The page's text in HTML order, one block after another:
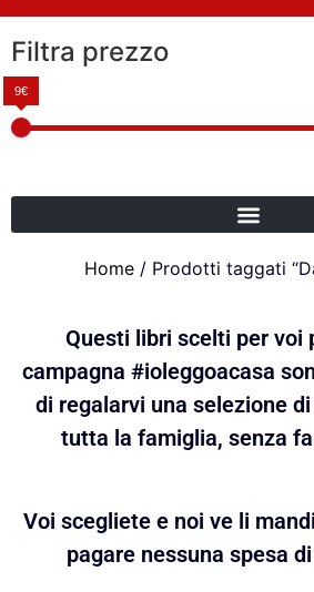
Filtra prezzo
9€
Home/ Prodotti taggati
Questi libri scelti per voi
campagna #ioleggoacasa
di regalarvi una selezione
tutta la famiglia, senza
Voi scegliete e noi ve li
pagare nessuna spesa